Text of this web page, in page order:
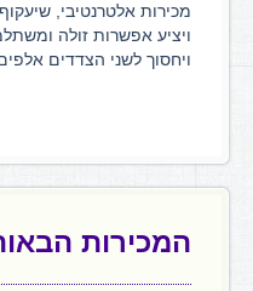
מכירות אלטרנטיבי,
ויציע אפשרות זולה
ויחסוך לשני הצדדים
המכירות